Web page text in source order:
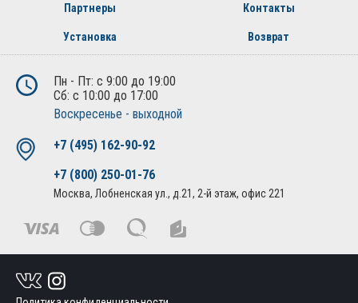
Партнеры Контакты
Установка Возврат
Пн - Пт: с 9:00 до 19:00
Сб: с 10:00 до 17:00
Воскресенье - выходной
+7 (495) 162-90-92
+7 (800) 250-01-76
Москва, Лобненская ул., д.21, 2-й этаж, офис 221